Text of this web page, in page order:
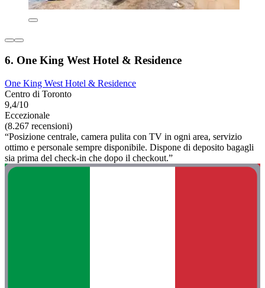
6. One King West Hotel & Residence
One King West Hotel & Residence
Centro di Toronto
9,4/10
Eccezionale
(8.267 recensioni)
“Posizione centrale, camera pulita con TV in ogni area, servizio
ottimo e personale sempre disponibile. Dispone di deposito bagagli
sia prima del check-in che dopo il checkout.”